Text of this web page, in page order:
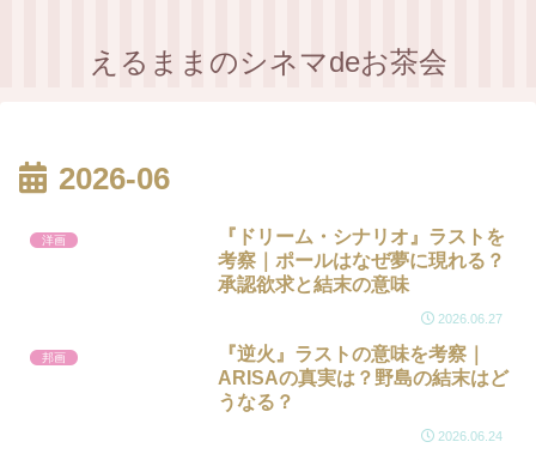
えるままのシネマdeお茶会
2026-06
洋画
『ドリーム・シナリオ』ラストを
考察｜ポールはなぜ夢に現れる？
承認欲求と結末の意味
2026.06.27
邦画
『逆火』ラストの意味を考察｜
ARISAの真実は？野島の結末はど
うなる？
2026.06.24